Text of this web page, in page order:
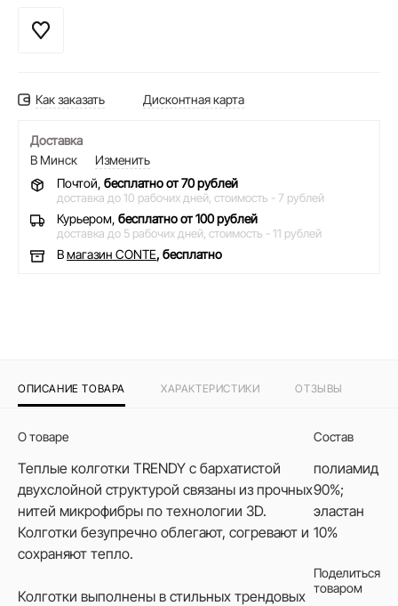
Как заказать Дисконтная карта
Доставка
В Минск
Изменить
Почтой, бесплатно от 70 рублей
доставка до 10 рабочих дней, стоимость - 7 рублей
Курьером, бесплатно от 100 рублей
доставка до 5 рабочих дней, стоимость - 11 рублей
Вмагазин CONTE, бесплатно
ОПИСАНИЕ ТОВАРА ХАРАКТЕРИСТИКИ ОТЗЫВЫ
О товаре
Теплые колготки TRENDY с бархатистой
двухслойной структурой связаны из прочных
нитей микрофибры по технологии 3D.
Колготки безупречно облегают, согревают и
сохраняют тепло.
Колготки выполнены в стильных трендовых
Состав
полиамид
90%;
эластан
10%
Поделиться
товаром